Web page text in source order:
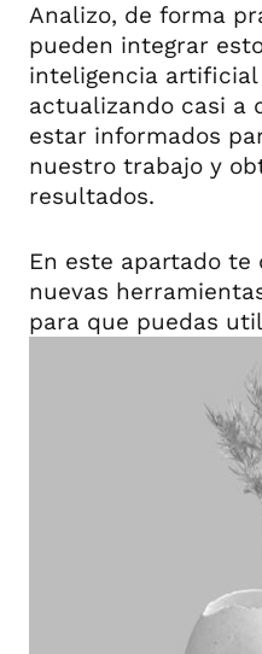
Analizo, de forma
pueden integrar
inteligencia
actualizando casi a
estar informados
nuestro trabajo y
resultados.
En este apartado te
nuevas
para que puedas